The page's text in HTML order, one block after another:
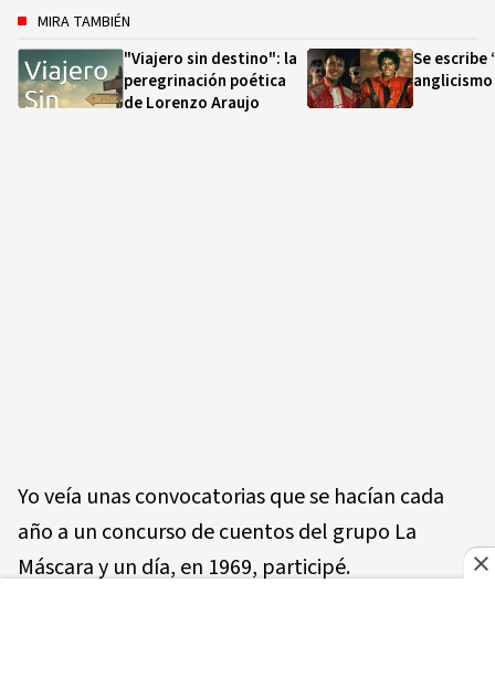
MIRA TAMBIÉN
"Viajero sin destino": la
peregrinación poética
de Lorenzo Araujo
Se escribe
Yo veía unas convocatorias que se hacían cada
año a un concurso de cuentos del grupo La
Máscara y un día, en 1969, participé.